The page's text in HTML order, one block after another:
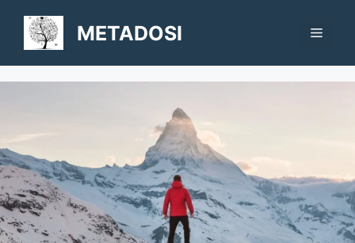
contenu
METADOSI Menu